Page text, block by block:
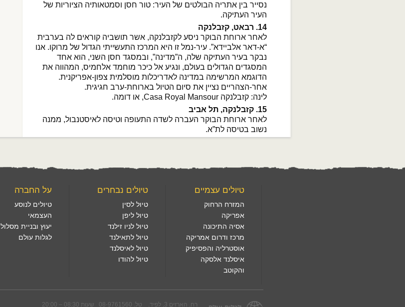
נסייר בין אתריה הבולטים של העיר: טור חסן וסמטאותיה הציוריות של
העיר העתיקה.
14. רבאט, קזבלנקה
לאחר ארוחת הבוקר ניסע לקזבלנקה, אשר תושביה קוראים לה בערבית
“א-דאר אלביידא”. עיר-נמל זו היא המרכז התעשייתי הגדול של מרוקו. אנו
נבקר בעיר העתיקה שלה, ה”מדינה”, ובמסגד חסן השני, הוא אחד
המסגדים הגדולים בעולם, ונגיע אל כיכר מוחמד אלחמיס, המהווה את
הדוגמא המרשימה במדינה לאדריכלות מוסלמית צפון-אפריקנית.
אחר-הצהריים נציין את סיום הטיול בארוחת-ערב חגיגית.
לינה: קזבלנקה Casa Royal Mansour, או דומה.
15. קזבלנקה, תל אביב
לאחר ארוחת הבוקר העברה לשדה התעופה וטיסה לאיסטנבול, ממנה
נשוב בטיסה לת”א.
על החברה
טיולים לנוסע
העצמאי
יעוץ ובניית מסלול
לגלות עולם
טיולים נבחרים
טיול לסין
טיול ליפן
טיול לניו זילנד
טיול לתאילנד
טיול לאיסלנד
טיול להודו
טיולים עצמיים
המזרח הרחוק
אפריקה
אסיה התיכונה
מרכז ודרום אמריקה
אוסטרליה והפסיפיק
איסלנד אלסקה
והקוטב
רח. הארזים 3, לפיד. טל. 08-9761560 שעות 08:30 – 20:00